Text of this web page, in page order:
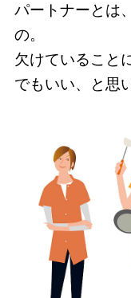
パートナーとは
の。
欠けていること
でもいい、と思